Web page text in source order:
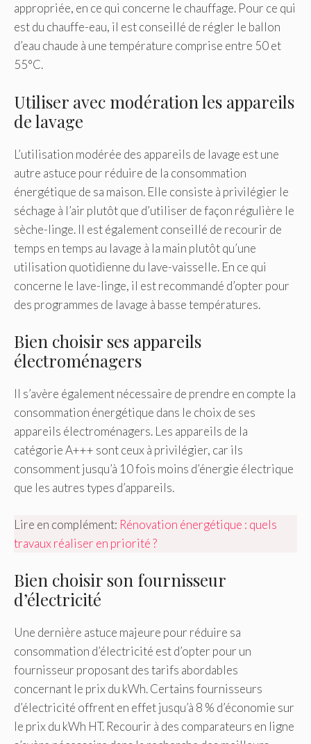
appropriée, en ce qui concerne le chauffage. Pour ce qui
est du chauffe-eau, il est conseillé de régler le ballon
d’eau chaude à une température comprise entre 50 et
55°C.
Utiliser avec modération les appareils
de lavage
L’utilisation modérée des appareils de lavage est une
autre astuce pour réduire de la consommation
énergétique de sa maison. Elle consiste à privilégier le
séchage à l’air plutôt que d’utiliser de façon régulière le
sèche-linge. Il est également conseillé de recourir de
temps en temps au lavage à la main plutôt qu’une
utilisation quotidienne du lave-vaisselle. En ce qui
concerne le lave-linge, il est recommandé d’opter pour
des programmes de lavage à basse températures.
Bien choisir ses appareils
électroménagers
Il s’avère également nécessaire de prendre en compte la
consommation énergétique dans le choix de ses
appareils électroménagers. Les appareils de la
catégorie A+++ sont ceux à privilégier, car ils
consomment jusqu’à 10 fois moins d’énergie électrique
que les autres types d’appareils.
Lire en complément: Rénovation énergétique : quels
travaux réaliser en priorité ?
Bien choisir son fournisseur
d’électricité
Une dernière astuce majeure pour réduire sa
consommation d’électricité est d’opter pour un
fournisseur proposant des tarifs abordables
concernant le prix du kWh. Certains fournisseurs
d’électricité offrent en effet jusqu’à 8 % d’économie sur
le prix du kWh HT. Recourir à des comparateurs en ligne